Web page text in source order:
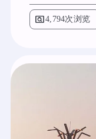
pageview4,794次浏览